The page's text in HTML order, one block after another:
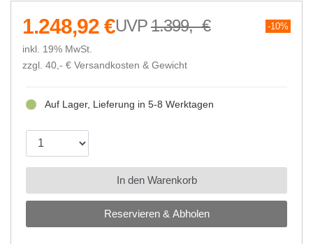
1.399,- € 10%
1.248,92 €
inkl. 19% MwSt.
zzgl. 40,- € Versandkosten & Gewicht
Reservieren & Abholen
Auf Lager, Lieferung in 5-8 Werktagen
In den Warenkorb